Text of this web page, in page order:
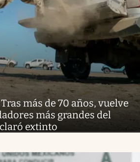
Tras más de 70 años, vuelve
más grandes del
extinto